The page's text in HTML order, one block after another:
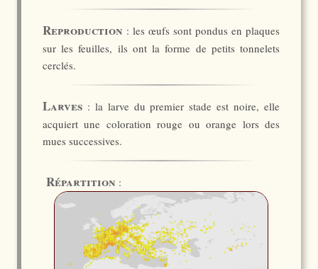
Reproduction : les œufs sont pondus en plaques
sur les feuilles, ils ont la forme de petits tonnelets
cerclés.
Larves : la larve du premier stade est noire, elle
acquiert une coloration rouge ou orange lors des
mues successives.
Répartition :